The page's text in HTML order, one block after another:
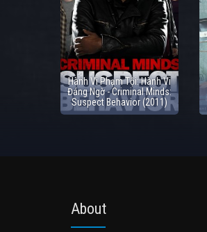
Hành Vi Phạm Tội: Hành Vi
Đáng Ngờ - Criminal Minds:
Suspect Behavior (2011)
About